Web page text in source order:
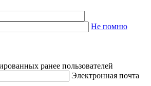
Не помню
ранее пользователей
Электронная почта